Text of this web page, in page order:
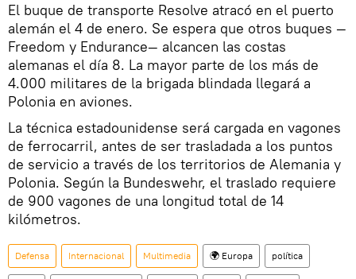
El buque de transporte Resolve atracó en el puerto
alemán el 4 de enero. Se espera que otros buques —
Freedom y Endurance— alcancen las costas
alemanas el día 8. La mayor parte de los más de
4.000 militares de la brigada blindada llegará a
Polonia en aviones.
La técnica estadounidense será cargada en vagones
de ferrocarril, antes de ser trasladada a los puntos
de servicio a través de los territorios de Alemania y
Polonia. Según la Bundeswehr, el traslado requiere
de 900 vagones de una longitud total de 14
kilómetros.
Defensa Internacional Multimedia 🌍 Europa política